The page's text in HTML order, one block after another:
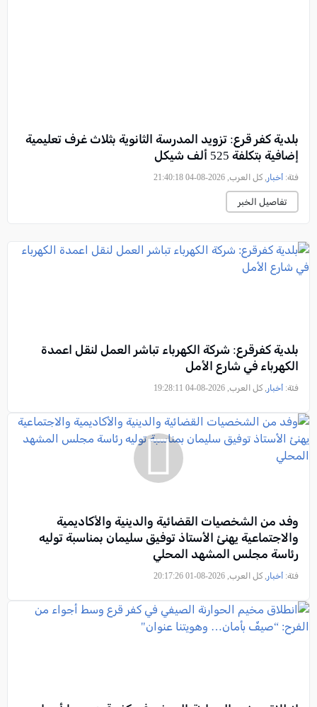
بلدية كفر قرع: تزويد المدرسة الثانوية بثلاث غرف تعليمية
إضافية بتكلفة 525 ألف شيكل
فئة: أخبار , كل العرب, 2026-08-04 21:40:18
تفاصيل الخبر
بلدية كفرقرع: شركة الكهرباء تباشر العمل لنقل اعمدة
الكهرباء في شارع الأمل
فئة: أخبار , كل العرب, 2026-08-04 19:28:11
وفد من الشخصيات القضائية والدينية والأكاديمية
والاجتماعية يهنئ الأستاذ توفيق سليمان بمناسبة توليه
رئاسة مجلس المشهد المحلي
فئة: أخبار , كل العرب, 2026-08-01 20:17:26